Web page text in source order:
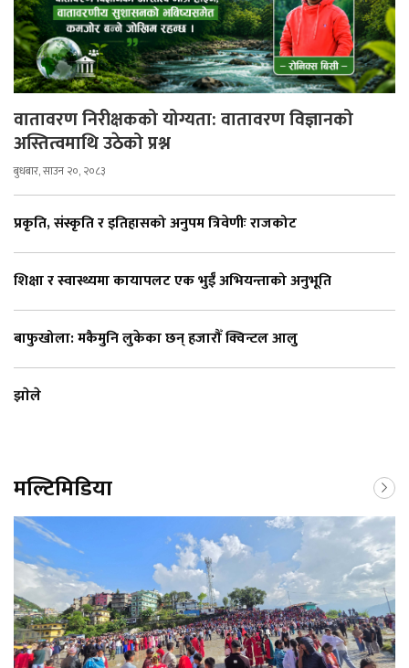
वातावरण निरीक्षकको योग्यता: वातावरण विज्ञानको
अस्तित्वमाथि उठेको प्रश्न
बुधबार, साउन २०, २०८३
प्रकृति, संस्कृति र इतिहासको अनुपम त्रिवेणीः राजकोट
शिक्षा र स्वास्थ्यमा कायापलट एक भुईँ अभियन्ताको अनुभूति
बाफुखोला: मकैमुनि लुकेका छन् हजारौँ क्विन्टल आलु
झाेले
मल्टिमिडिया